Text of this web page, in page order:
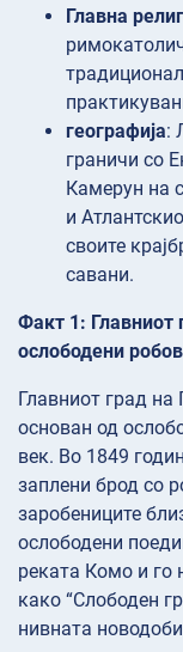
Главна
географија:
граничи со
Камерун на
и
своите
савани.
Факт 1: Главниот
ослободени
Главниот град на
основан од
век. Во 1849
заплени брод со
заробениците
ослободени
реката Комо и го
како “Слободен
нивната